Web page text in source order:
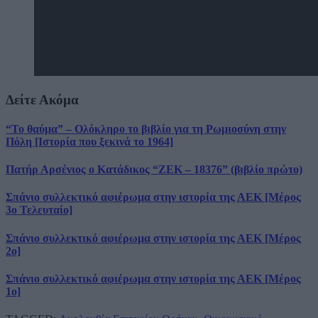
Δείτε Ακόμα
“Το θαύμα” – Ολόκληρο το βιβλίο για τη Ρωμιοσύνη στην
Πόλη [Ιστορία που ξεκινά το 1964]
Πατήρ Αρσένιος ο Κατάδικος “ΖΕΚ – 18376” (βιβλίο πρώτο)
Σπάνιο συλλεκτικό αφιέρωμα στην ιστορία της ΑΕΚ [Μέρος
3ο Τελευταίο]
Σπάνιο συλλεκτικό αφιέρωμα στην ιστορία της ΑΕΚ [Μέρος
2ο]
Σπάνιο συλλεκτικό αφιέρωμα στην ιστορία της ΑΕΚ [Μέρος
1ο]